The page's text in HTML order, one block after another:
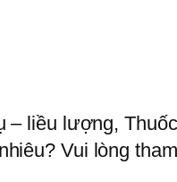
liều lượng,
Vui lòng